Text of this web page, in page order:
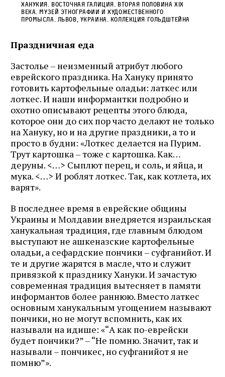
Ханукия. Восточная Галиция. Вторая половина XIX
века. Музей этнографии и художественного
промысла. Львов, Украина. Коллекция Гольдштейна
Праздничная еда
Застолье – неизменный атрибут любого
еврейского праздника. На Хануку принято
готовить картофельные оладьи: латкес или
лоткес. И наши информантки подробно и
охотно описывают рецепты этого блюда,
которое они до сих пор часто делают не только
на Хануку, но и на другие праздники, а то и
просто в будни: «Лоткес делается на Пурим.
Трут картошка – тоже с картошка. Как…
деруны. <…> Сыплют перец, и соль, и яйца, и
мука. <…> И роблят лоткес. Так, как котлета, их
варят».
В последнее время в еврейские общины
Украины и Молдавии внедряется израильская
ханукальная традиция, где главным блюдом
выступают не ашкеназские картофельные
оладьи, а сефардские пончики – суфганийот. И
те и другие жарятся в масле, что и служит
привязкой к празднику Хануки. И зачастую
современная традиция вытесняет в памяти
информантов более раннюю. Вместо латкес
основным ханукальным угощением называют
пончики, но не могут вспомнить, как их
называли на идише: «“А как по-еврейски
будет пончики?” – “Не помню. Значит, так и
называли – пончикес, но суфганийот я не
помню”».